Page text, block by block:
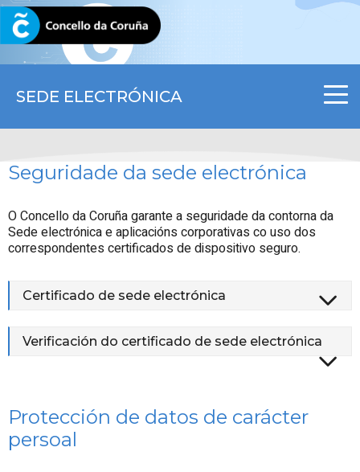
SEDE ELECTRÓNICA
CORUNA.GAL
Seguridade da sede electrónica
O Concello da Coruña garante a seguridade da contorna da
Sede electrónica e aplicacións corporativas co uso dos
correspondentes certificados de dispositivo seguro.
Certificado de sede electrónica
Verificación do certificado de sede electrónica
Protección de datos de carácter
persoal